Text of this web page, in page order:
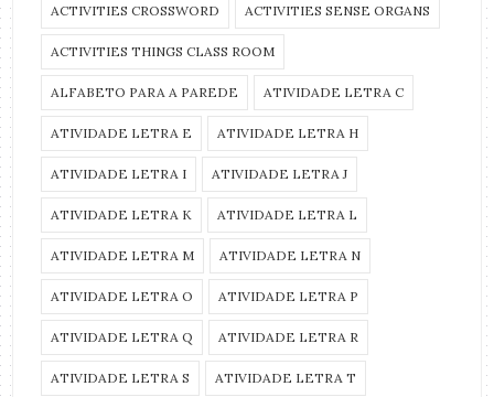
ACTIVITIES CROSSWORD ACTIVITIES SENSE ORGANS
ACTIVITIES THINGS CLASS ROOM
ALFABETO PARA A PAREDE ATIVIDADE LETRA C
ATIVIDADE LETRA E ATIVIDADE LETRA H
ATIVIDADE LETRA I ATIVIDADE LETRA J
ATIVIDADE LETRA K ATIVIDADE LETRA L
ATIVIDADE LETRA M ATIVIDADE LETRA N
ATIVIDADE LETRA O ATIVIDADE LETRA P
ATIVIDADE LETRA Q ATIVIDADE LETRA R
ATIVIDADE LETRA S ATIVIDADE LETRA T